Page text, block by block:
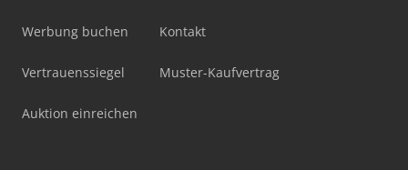
Werbung buchen
Vertrauenssiegel
Auktion einreichen
Kontakt
Muster-Kaufvertrag